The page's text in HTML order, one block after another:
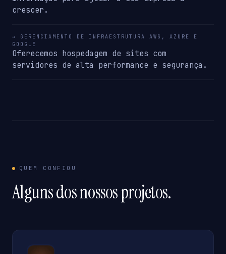
crescer.
→ GERENCIAMENTO DE INFRAESTRUTURA AWS, AZURE E
GOOGLE
Oferecemos hospedagem de sites com
servidores de alta performance e segurança.
QUEM CONFIOU
Alguns dos nossos projetos.